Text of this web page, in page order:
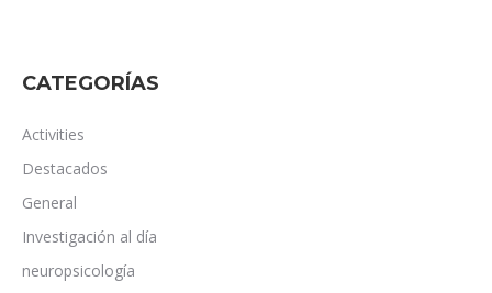
CATEGORÍAS
Activities
Destacados
General
Investigación al día
neuropsicología